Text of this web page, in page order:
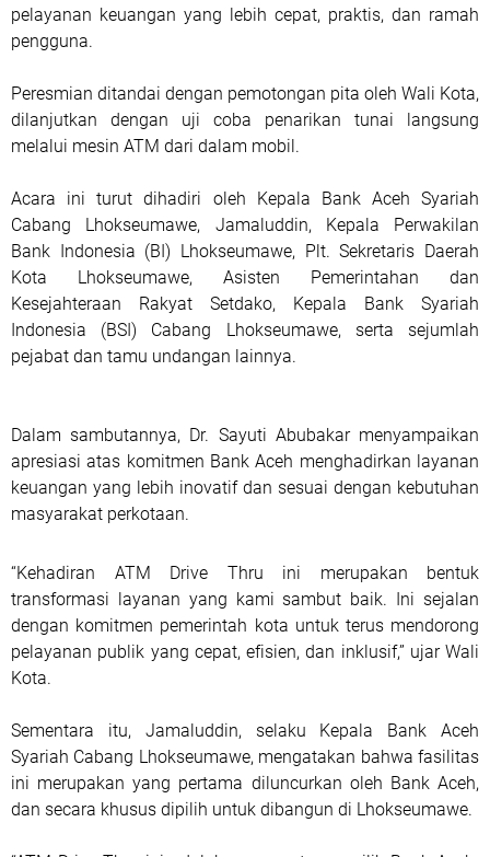
pelayanan keuangan yang lebih cepat, praktis, dan ramah
pengguna.
Peresmian ditandai dengan pemotongan pita oleh Wali Kota,
dilanjutkan dengan uji coba penarikan tunai langsung
melalui mesin ATM dari dalam mobil.
Acara ini turut dihadiri oleh Kepala Bank Aceh Syariah
Cabang Lhokseumawe, Jamaluddin, Kepala Perwakilan
Bank Indonesia (BI) Lhokseumawe, Plt. Sekretaris Daerah
Kota Lhokseumawe, Asisten Pemerintahan dan
Kesejahteraan Rakyat Setdako, Kepala Bank Syariah
Indonesia (BSI) Cabang Lhokseumawe, serta sejumlah
pejabat dan tamu undangan lainnya.
Dalam sambutannya, Dr. Sayuti Abubakar menyampaikan
apresiasi atas komitmen Bank Aceh menghadirkan layanan
keuangan yang lebih inovatif dan sesuai dengan kebutuhan
masyarakat perkotaan.
“Kehadiran ATM Drive Thru ini merupakan bentuk
transformasi layanan yang kami sambut baik. Ini sejalan
dengan komitmen pemerintah kota untuk terus mendorong
pelayanan publik yang cepat, efisien, dan inklusif,” ujar Wali
Kota.
Sementara itu, Jamaluddin, selaku Kepala Bank Aceh
Syariah Cabang Lhokseumawe, mengatakan bahwa fasilitas
ini merupakan yang pertama diluncurkan oleh Bank Aceh,
dan secara khusus dipilih untuk dibangun di Lhokseumawe.